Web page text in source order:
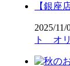
2025/11/
ト オ